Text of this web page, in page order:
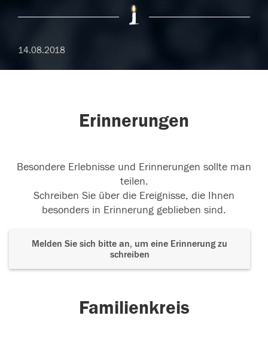
14.08.2018
Erinnerungen
Besondere Erlebnisse und Erinnerungen sollte man
teilen.
Schreiben Sie über die Ereignisse, die Ihnen
besonders in Erinnerung geblieben sind.
Melden Sie sich bitte an, um eine Erinnerung zu
schreiben
Familienkreis